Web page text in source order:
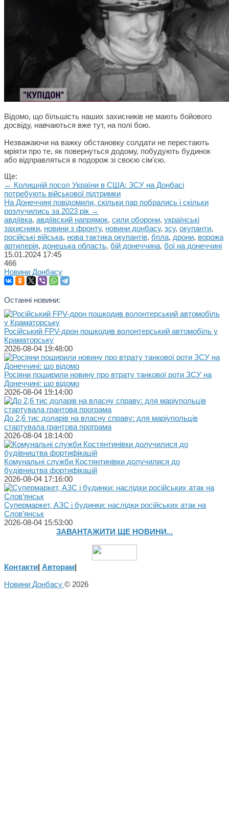
Відомо, що більшість наших захисників не мають бойового
досвіду, навчаються вже тут, на полі бою.
Незважаючи на важку обстановку солдати не перестають
мріяти про те, як повернуться додому, побудують будинок
або відправляться в подорож зі своєю сім'єю.
Ще:
← Колишній посол України в США: ЗСУ на Донбасі
потребують військової підтримки
На Донеччині повідомили, скільки пар побрались і скільки
розлучились за 2023 рік →
авдіївка, авдіївский напрямок, сили оборони, українські
захисники, новини з фронту, новини донбасу, зсу, окупанти,
російські війська, нова тактика окупантів, бпла, дрони, ворожа
артилерія, донецька область, бій донеччина, бої на донеччині
15.01.2024 17:45
466
Новини Донбасу
Останні новини:
Російський FPV-дрон пошкодив волонтерський автомобіль у
Краматорську
2026-08-04 19:48:00
Росіяни поширили новину про втрату танкової роти ЗСУ на
Донеччині: що відомо
2026-08-04 19:14:00
До 2,6 тис доларів на власну справу: для маріупольців
стартувала грантова програма
2026-08-04 18:14:00
Комунальні служби Костянтинівки долучилися до
будівництва фортифікацій
2026-08-04 17:16:00
Супермаркет, АЗС і будинки: наслідки російських атак на
Слов’янськ
2026-08-04 15:53:00
ЗАВАНТАЖИТИ ЩЕ НОВИНИ...
Контакти| Авторам|
Новини Донбасу © 2026